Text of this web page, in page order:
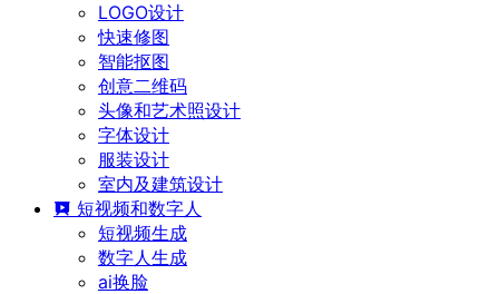
LOGO设计
快速修图
智能抠图
创意二维码
头像和艺术照设计
字体设计
服装设计
室内及建筑设计
短视频和数字人
短视频生成
数字人生成
ai换脸